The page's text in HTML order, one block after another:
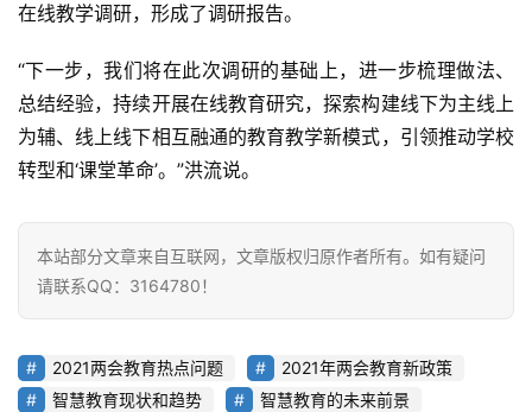
界
人
工
能
深
度
习
在线教学调研，形成了调研报告。
“下一步，我们将在此次调研的基础上，进一步梳理做法、
总结经验，持续开展在线教育研究，探索构建线下为主线上
为辅、线上线下相互融通的教育教学新模式，引领推动学校
转型和‘课堂革命’。”洪流说。
本站部分文章来自互联网，文章版权归原作者所有。如有疑问
请联系QQ：3164780！
2021两会教育热点问题
2021年两会教育新政策
智慧教育现状和趋势
智慧教育的未来前景